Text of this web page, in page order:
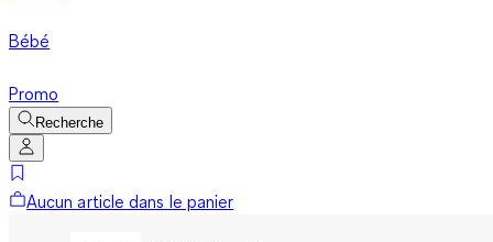
Bébé
Promo
Recherche
Aucun article dans le panier